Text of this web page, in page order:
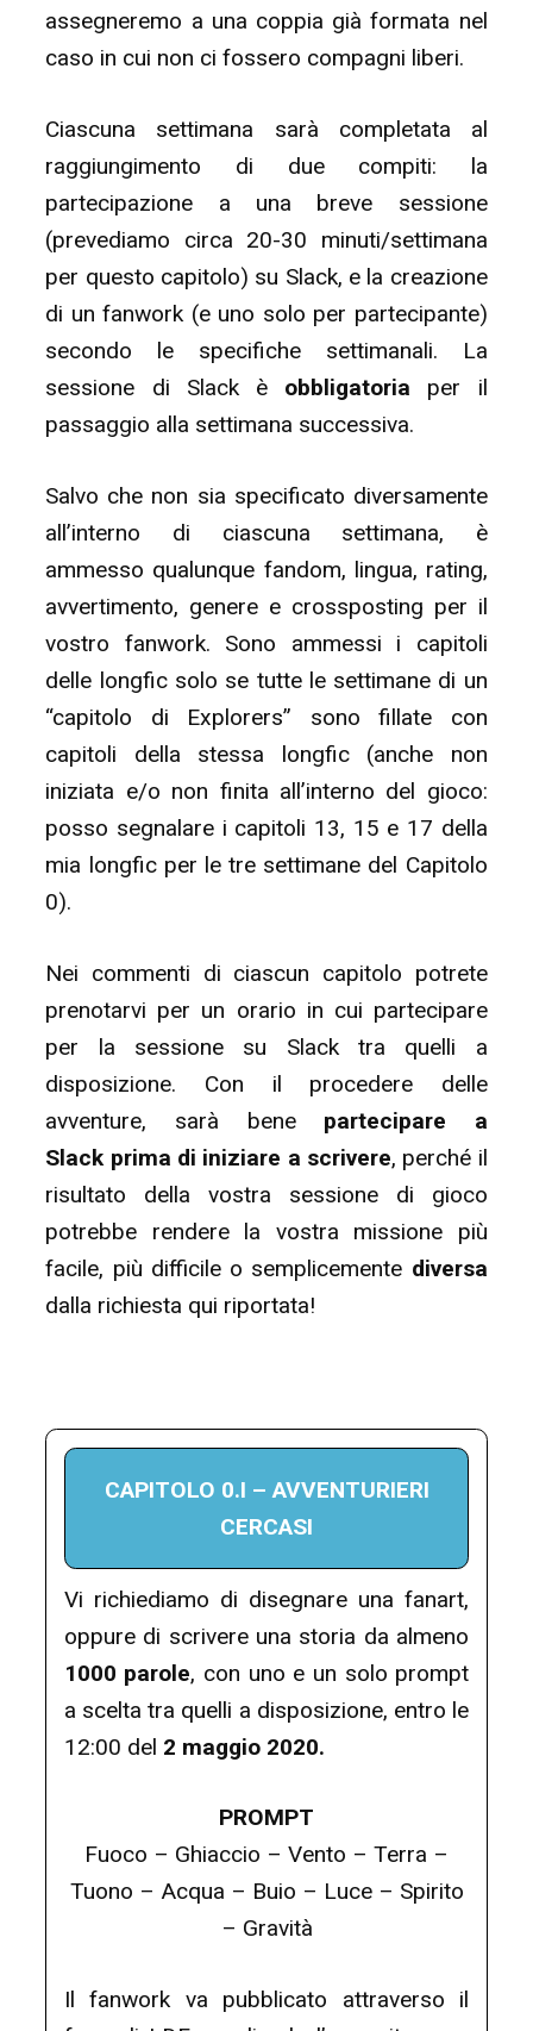
assegneremo a una coppia già formata nel
caso in cui non ci fossero compagni liberi.
Ciascuna settimana sarà completata al
raggiungimento di due compiti: la
partecipazione a una breve sessione
(prevediamo circa 20-30 minuti/settimana
per questo capitolo) su Slack, e la creazione
di un fanwork (e uno solo per partecipante)
secondo le specifiche settimanali. La
sessione di Slack è obbligatoria per il
passaggio alla settimana successiva.
Salvo che non sia specificato diversamente
all’interno di ciascuna settimana, è
ammesso qualunque fandom, lingua, rating,
avvertimento, genere e crossposting per il
vostro fanwork. Sono ammessi i capitoli
delle longfic solo se tutte le settimane di un
“capitolo di Explorers” sono fillate con
capitoli della stessa longfic (anche non
iniziata e/o non finita all’interno del gioco:
posso segnalare i capitoli 13, 15 e 17 della
mia longfic per le tre settimane del Capitolo
0).
Nei commenti di ciascun capitolo potrete
prenotarvi per un orario in cui partecipare
per la sessione su Slack tra quelli a
disposizione. Con il procedere delle
avventure, sarà bene partecipare a
Slack prima di iniziare a scrivere, perché il
risultato della vostra sessione di gioco
potrebbe rendere la vostra missione più
facile, più difficile o semplicemente diversa
dalla richiesta qui riportata!
CAPITOLO 0.I – AVVENTURIERI
CERCASI
Vi richiediamo di disegnare una fanart,
oppure di scrivere una storia da almeno
1000 parole, con uno e un solo prompt
a scelta tra quelli a disposizione, entro le
12:00 del 2 maggio 2020.
PROMPT
Fuoco – Ghiaccio – Vento – Terra –
Tuono – Acqua – Buio – Luce – Spirito
– Gravità
Il fanwork va pubblicato attraverso il